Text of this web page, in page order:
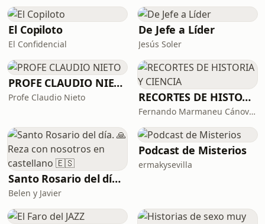
El Copiloto
El Confidencial
De Jefe a Líder
Jesús Soler
PROFE CLAUDIO NIETO
Profe Claudio Nieto RECORTES DE HISTORIA Y CIENCIA
Fernando Marmaneu Cánovas
Santo Rosario del día. 🙏 Reza con nosotros en castellano 🇪🇸
Belen y Javier
Podcast de Misterios
ermakysevilla